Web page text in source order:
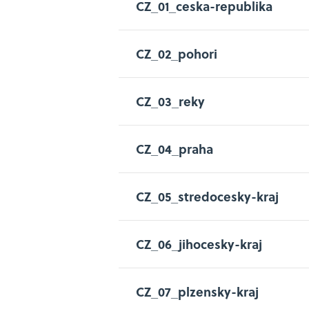
CZ_01_ceska-republika
CZ_02_pohori
CZ_03_reky
CZ_04_praha
CZ_05_stredocesky-kraj
CZ_06_jihocesky-kraj
CZ_07_plzensky-kraj